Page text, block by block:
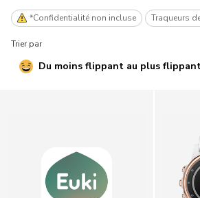
*Confidentialité non incluse Traqueurs
Trier par
Du moins flippant au plus